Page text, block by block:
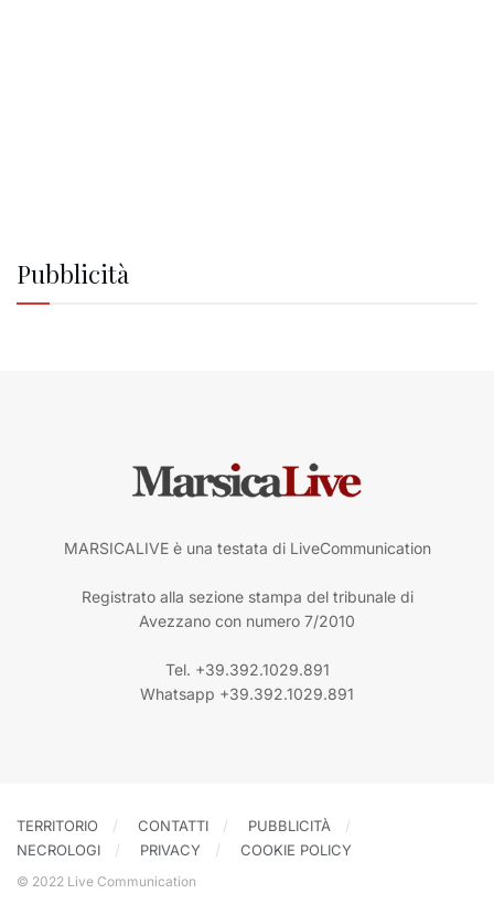
Pubblicità
MARSICALIVE è una testata di LiveCommunication
Registrato alla sezione stampa del tribunale di
Avezzano con numero 7/2010
Tel. +39.392.1029.891
Whatsapp +39.392.1029.891
TERRITORIO CONTATTI
PUBBLICITÀ
NECROLOGI
PRIVACY COOKIE POLICY
© 2022 Live Communication